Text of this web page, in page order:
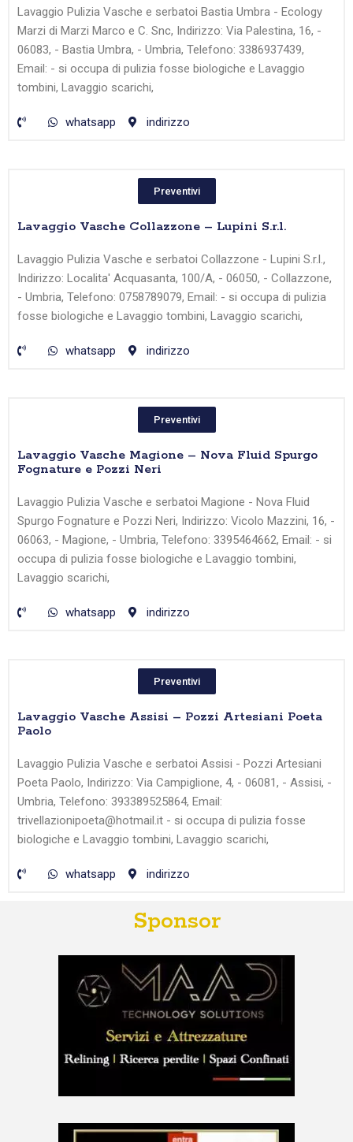
Lavaggio Pulizia Vasche e serbatoi Bastia Umbra - Ecology
Marzi di Marzi Marco e C. Snc, Indirizzo: Via Palestina, 16, -
06083, - Bastia Umbra, - Umbria, Telefono: 3386937439,
Email: - si occupa di pulizia fosse biologiche e Lavaggio
tombini, Lavaggio scarichi,
whatsapp indirizzo
Preventivi
Lavaggio Vasche Collazzone – Lupini S.r.l.
Lavaggio Pulizia Vasche e serbatoi Collazzone - Lupini S.r.l.,
Indirizzo: Localita' Acquasanta, 100/A, - 06050, - Collazzone,
- Umbria, Telefono: 0758789079, Email: - si occupa di pulizia
fosse biologiche e Lavaggio tombini, Lavaggio scarichi,
whatsapp indirizzo
Preventivi
Lavaggio Vasche Magione – Nova Fluid Spurgo
Fognature e Pozzi Neri
Lavaggio Pulizia Vasche e serbatoi Magione - Nova Fluid
Spurgo Fognature e Pozzi Neri, Indirizzo: Vicolo Mazzini, 16, -
06063, - Magione, - Umbria, Telefono: 3395464662, Email: - si
occupa di pulizia fosse biologiche e Lavaggio tombini,
Lavaggio scarichi,
whatsapp indirizzo
Preventivi
Lavaggio Vasche Assisi – Pozzi Artesiani Poeta
Paolo
Lavaggio Pulizia Vasche e serbatoi Assisi - Pozzi Artesiani
Poeta Paolo, Indirizzo: Via Campiglione, 4, - 06081, - Assisi, -
Umbria, Telefono: 393389525864, Email:
trivellazionipoeta@hotmail.it - si occupa di pulizia fosse
biologiche e Lavaggio tombini, Lavaggio scarichi,
whatsapp indirizzo
Sponsor